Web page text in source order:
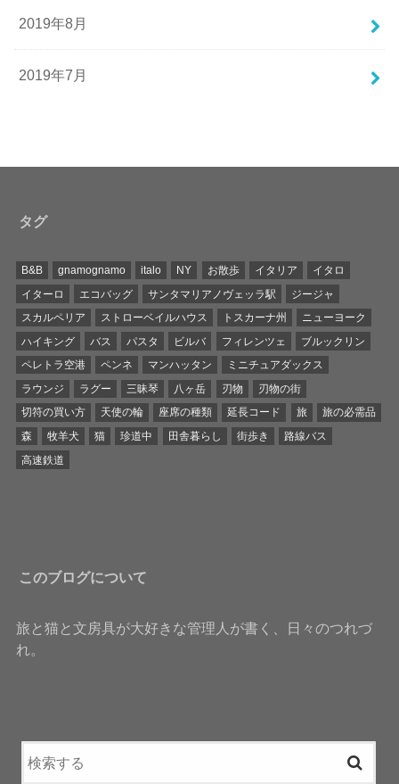
2019年8月
2019年7月
タグ
B&B gnamognamo italo NY お散歩 イタリア
イタロ
イターロ
エコバッグ サンタマリアノヴェッラ駅
ジージャ
スカルペリア
ストローベイルハウス トスカーナ州
ニューヨーク
ハイキング
バス パスタ ビルバ フィレンツェ
ブルックリン
ペレトラ空港
ペンネ マンハッタン
ミニチュアダックス
ラウンジ
ラグー 三昧琴 八ヶ岳 刃物
刃物の街
切符の買い方
天使の輪 座席の種類 延長コード 旅
旅の必需品
森
牧羊犬 猫 珍道中 田舎暮らし 街歩き
路線バス
高速鉄道
このブログについて
旅と猫と文房具が大好きな管理人が書く、日々のつれづ
れ。